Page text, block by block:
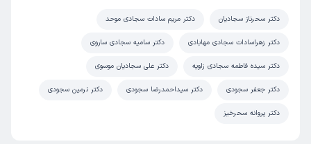
دکتر سحرناز سجادیان دکتر مریم سادات سجادی موحد
دکتر زهراسادات سجادی مهابادی دکتر سامیه سجادی ساروی
دکتر سیده فاطمه سجادی زاویه دکتر علی سجادیان موسوی
دکتر جعفر سجودی دکتر سیداحمدرضا سجودی دکتر نرمین سجودی
دکتر پروانه سحرخیز